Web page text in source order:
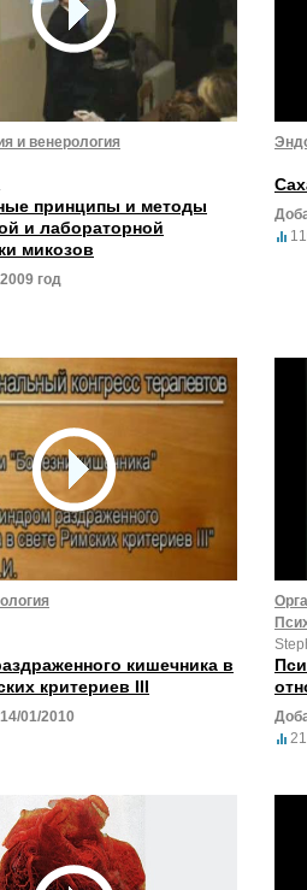
и венерология
принципы и методы
и лабораторной
микозов
2009 год
кишечника в
критериев III
14/01/2010
21